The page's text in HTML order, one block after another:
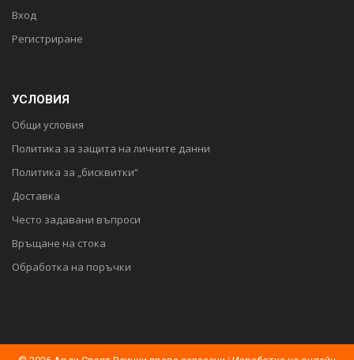
Вход
Регистриране
УСЛОВИЯ
Общи условия
Политика за защита на личните данни
Политика за „бисквитки“
Доставка
Често задавани въпроси
Връщане на стока
Обработка на поръчки